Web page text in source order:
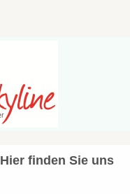
Hier finden Sie uns